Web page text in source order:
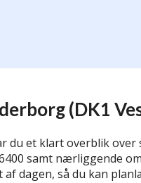
(DK1
du et klart overblik over
samt nærliggende
dagen, så du kan